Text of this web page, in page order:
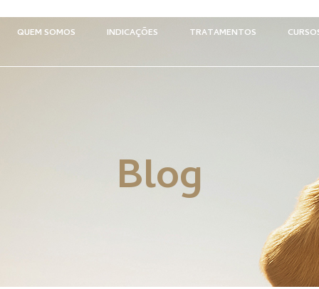
QUEM SOMOS INDICAÇÕES TRATAMENTOS
Blog